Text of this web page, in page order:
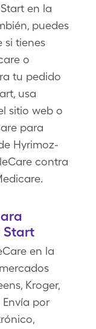
en la
puedes
si tienes
o
tu pedido
usa
sitio web o
para
Hyrimoz-
contra
Start
en la
Kroger,
Envía por